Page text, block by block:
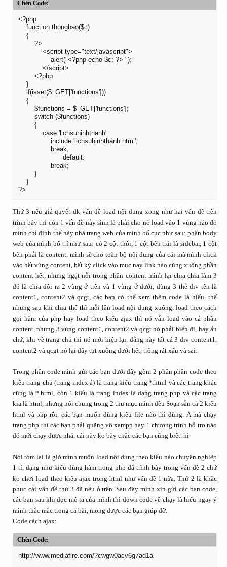
Chèn Code:
<?php
    function thongbao($c)
    {
        ?>
            <script type="text/javascript">
                alert("<?php echo $c; ?> ");
            </script>
        <?php
    }
    if(isset($_GET['functions']))
    {
        $functions = $_GET['functions'];
        switch ($functions)
        {
            case 'lichsuhinhthanh':
                include 'lichsuhinhthanh.html';
                break;
                      default:
                break;
        }
    }
?>
Thứ 3 nếu giả quyết dk vấn đề load nội dung xong như hai vấn đề trên
trình bày thì còn 1 vấn đề nảy sinh là phải cho nó load vào 1 vùng nào đó
mình chỉ định thế này nhá trang web của mình bố cục như sau: phần body
web của mình bố trí như sau: có 2 cột thôi, 1 cột bên trái là sidebar, 1 cột
bên phải là content, mình sẽ cho toàn bộ nội dung của cái mà mình click
vào hết vùng content, bất kỳ click vào mục nay link nào cũng xuống phần
content hết, nhưng ngặt nỗi trong phần content mình lại chia chia làm 3
đó là chia đôi ra 2 vùng ở trên và 1 vùng ở dưới, dùng 3 thẻ div tên là
content1, content2 và qcgt, các bạn có thể xem thêm code là hiểu, thế
nhưng sau khi chia thế thì mỗi lần load nội dung xuống, load theo cách
gọi hàm của php hay load theo kiểu ajax thì nó vẫn load vào cả phần
content, nhưng 3 vùng content1, content2 và qcgt nó phải biến đi, hay ẩn
chứ, khi về trang chủ thì nó mới hiện lại, đằng này tất cả 3 div content1,
content2 và qcgt nó lại đẩy tụt xuống dưới hết, trông rất xấu và sai.
Trong phần code mình gửi các bạn dưới đây gồm 2 phần phần code theo
kiểu trang chủ (trang index á) là trang kiểu trang *.html và các trang khác
cũng là *.html, còn 1 kiểu là trang index là dạng trang php và các trang
kia là html, nhưng nói chung trong 2 thư mục mình đều Soạn sẵn cả 2 kiểu
html và php rồi, các bạn muốn dùng kiểu file nào thì dùng. À mà chạy
trang php thì các bạn phải quăng vô xampp hay 1 chương trình hỗ trợ nào
đó mới chạy được nhá, cái này ko bày chắc các bạn cũng biết. hì
Nói tóm lại là giờ mình muốn load nội dung theo kiểu nào chuyên nghiệp
1 tí, dạng như kiểu dùng hàm trong php đã trình bày trong vấn đề 2 chứ
ko chơi load theo kiểu ajax trong html như vấn đề 1 nữa, Thứ 2 là khắc
phục cái vấn đề thứ 3 đã nêu ở trên. Sau đây mình xin gừi các bạn code,
các bạn sau khi đọc mô tả của mình thì down code về chạy là hiểu ngay ý
mình thắc mắc trong cả bài, mong được các bạn giúp đỡ.
Code cách ajax:
Chèn Code:
http://www.mediafire.com/?cwgw0acv6g7ad1a